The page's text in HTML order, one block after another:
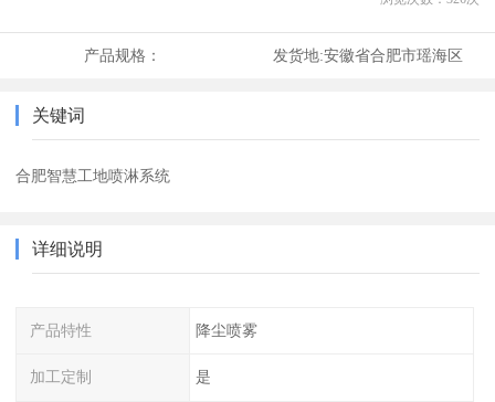
产品规格： 发货地:安徽省合肥市瑶海区
关键词
合肥智慧工地喷淋系统
详细说明
产品特性 降尘喷雾
加工定制 是